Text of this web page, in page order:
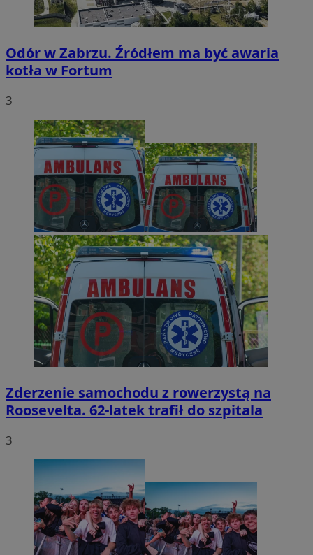
Odór w Zabrzu. Źródłem ma być awaria
kotła w Fortum
3
Zderzenie samochodu z rowerzystą na
Roosevelta. 62-latek trafił do szpitala
3